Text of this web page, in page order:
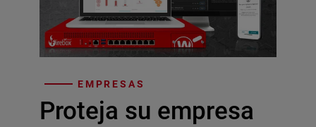
EMPRESAS
Proteja su empresa